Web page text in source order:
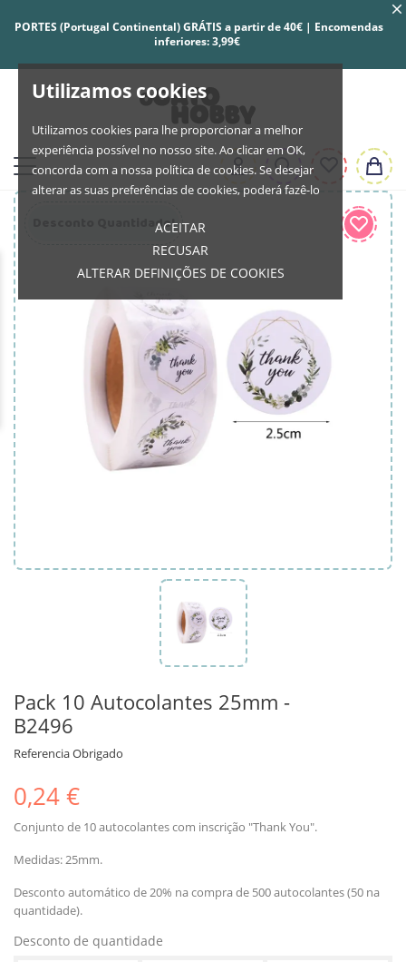
Utilizamos cookies
Utilizamos cookies para lhe proporcionar a melhor
experiência possível no nosso site. Ao clicar em OK,
concorda com a nossa política de cookies. Se desejar
alterar as suas preferências de cookies, poderá fazê-lo
ACEITAR
RECUSAR
ALTERAR DEFINIÇÕES DE COOKIES
PORTES (Portugal Continental) GRÁTIS a partir de 40€ | Encomendas
inferiores: 3,99€
Desconto Quantidade!
Pack 10 Autocolantes 25mm -
B2496
ReferenciaObrigado
0,24 €
Conjunto de 10 autocolantes com inscrição "Thank You".
Medidas: 25mm.
Desconto automático de 20% na compra de 500 autocolantes (50 na
quantidade).
Desconto de quantidade